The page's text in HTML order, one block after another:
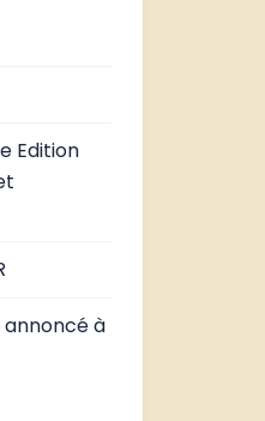
Edition
annoncé à